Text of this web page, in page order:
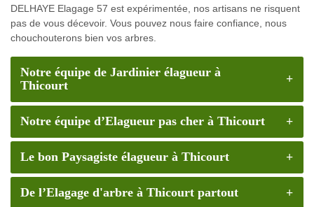
DELHAYE Elagage 57 est expérimentée, nos artisans ne risquent
pas de vous décevoir. Vous pouvez nous faire confiance, nous
chouchouterons bien vos arbres.
Notre équipe de Jardinier élagueur à
Thicourt
Notre équipe d’Elagueur pas cher à Thicourt
Le bon Paysagiste élagueur à Thicourt
De l’Elagage d'arbre à Thicourt partout